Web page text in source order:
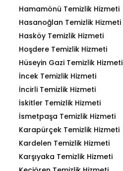
Hamamönü Temizlik Hizmeti
Hasanoğlan Temizlik Hizmeti
Hasköy Temizlik Hizmeti
Hoşdere Temizlik Hizmeti
Hüseyin Gazi Temizlik Hizmeti
İncek Temizlik Hizmeti
İncirli Temizlik Hizmeti
İskitler Temizlik Hizmeti
İsmetpaşa Temizlik Hizmeti
Karapürçek Temizlik Hizmeti
Kardelen Temizlik Hizmeti
Karşıyaka Temizlik Hizmeti